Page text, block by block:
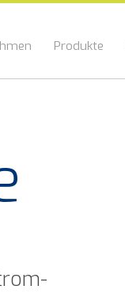
Produkte